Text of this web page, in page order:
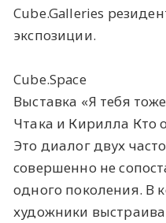
Cube.Galleries
экспозиции.
Cube.Space
Выставка «Я тебя
Чтака и Кирилла Кто
Это диалог двух
совершенно не
одного поколения. В
художники